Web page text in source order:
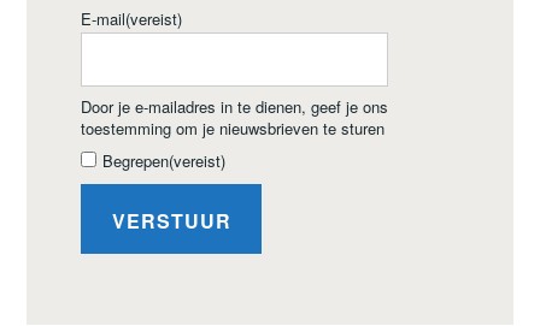
E-mail(vereist)
Door je e-mailadres in te dienen, geef je ons
toestemming om je nieuwsbrieven te sturen
Begrepen(vereist)
VERSTUUR